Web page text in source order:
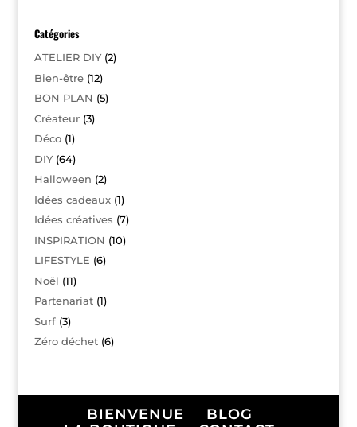
Catégories
ATELIER DIY(2)
Bien-être(12)
BON PLAN (5)
Créateur(3)
Déco(1)
DIY(64)
Halloween (2)
Idées cadeaux(1)
Idées créatives (7)
INSPIRATION (10)
LIFESTYLE (6)
Noël (11)
Partenariat(1)
Surf(3)
Zéro déchet(6)
BIENVENUE
BLOG